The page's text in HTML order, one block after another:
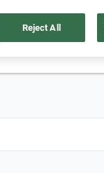
55 4162 9202
Reject All